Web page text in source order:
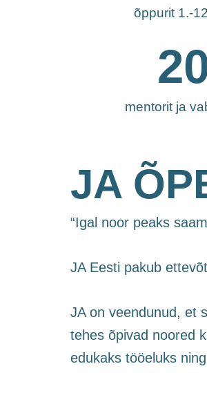
õppurit 1.-
mentorit ja
JA
“Igal noor peaks
JA Eesti pakub
JA on veendunud, et
tehes õpivad noored
edukaks tööeluks